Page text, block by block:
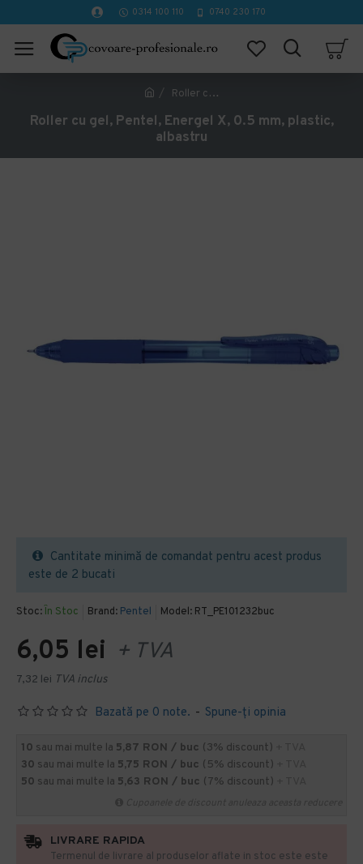
0314 100 110 0740 230 170
Roller cu gel, Pentel, Energel X, 0.5 mm, plastic, albastru
Roller cu gel, Pentel, Energel X, 0.5 mm, plastic,
albastru
Stoc: În Stoc Brand: Pentel Model: RT_PE101232buc
Bazată pe 0 note. - Spune-ţi opinia
6,05 lei + TVA
7,32 lei TVA inclus
Cantitate minimă de comandat pentru acest produs
este de 2 bucati
10 sau mai multe la 5,87 RON / buc (3% discount)
30 sau mai multe la 5,75 RON / buc (5% discount)
50 sau mai multe la 5,63 RON / buc (7% discount)
LIVRARE RAPIDA
Termenul de livrare al produselor aflate in stoc este este